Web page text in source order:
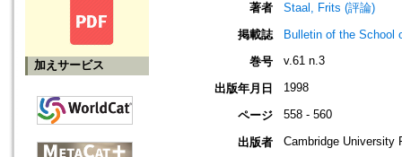
加えサービス
著者
Staal, Frits (評論)
掲載誌
Bulletin of the School
巻号
v.61 n.3
出版年月日 1998
ページ 558 - 560
出版者 Cambridge University